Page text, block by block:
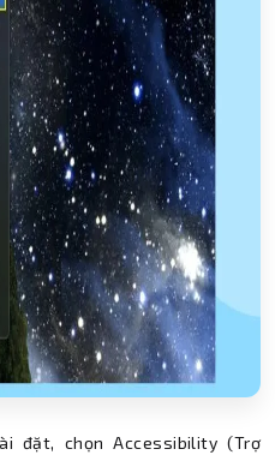
đặt, chọn Accessibility (Trợ